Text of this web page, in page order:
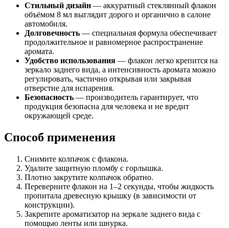
Стильный дизайн — аккуратный стеклянный флакон
объёмом 8 мл выглядит дорого и органично в салоне
автомобиля.
Долговечность — специальная формула обеспечивает
продолжительное и равномерное распространение
аромата.
Удобство использования — флакон легко крепится на
зеркало заднего вида, а интенсивность аромата можно
регулировать, частично открывая или закрывая
отверстие для испарения.
Безопасность — производитель гарантирует, что
продукция безопасна для человека и не вредит
окружающей среде.
Способ применения
Снимите колпачок с флакона.
Удалите защитную пломбу с горлышка.
Плотно закрутите колпачок обратно.
Переверните флакон на 1–2 секунды, чтобы жидкость
пропитала древесную крышку (в зависимости от
конструкции).
Закрепите ароматизатор на зеркале заднего вида с
помощью ленты или шнурка.